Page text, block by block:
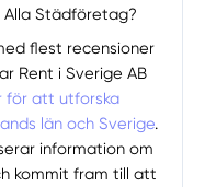
Städföretag?
flest recensioner
Rent i Sverige AB
för att utforska
län och Sverige.
information om
kommit fram till att